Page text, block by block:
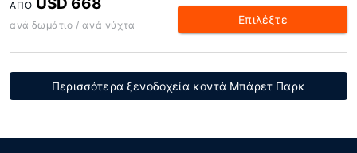
ΑΠΌ
ανά δωμάτιο / ανά νύχτα Επιλέξτε
Περισσότερα ξενοδοχεία κοντά Μπάρετ Παρκ